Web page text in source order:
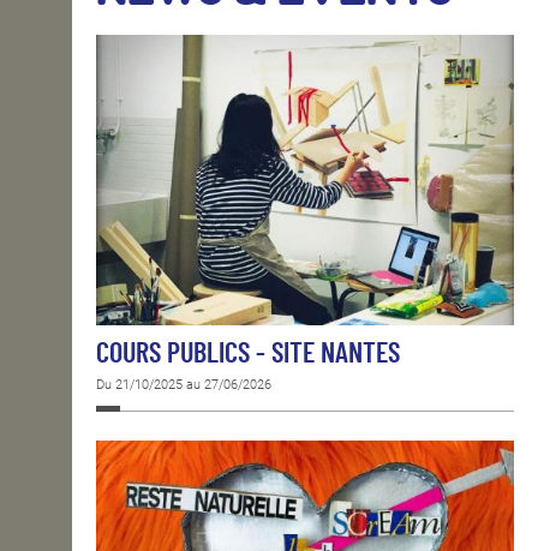
OPEN SCHOOL
CONTACTS
COURS PUBLICS - SITE NANTES
Du 21/10/2025 au 27/06/2026